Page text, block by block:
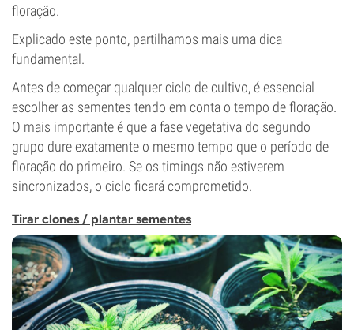
floração.
Explicado este ponto, partilhamos mais uma dica
fundamental.
Antes de começar qualquer ciclo de cultivo, é essencial
escolher as sementes tendo em conta o tempo de floração.
O mais importante é que a fase vegetativa do segundo
grupo dure exatamente o mesmo tempo que o período de
floração do primeiro. Se os timings não estiverem
sincronizados, o ciclo ficará comprometido.
Tirar clones / plantar sementes